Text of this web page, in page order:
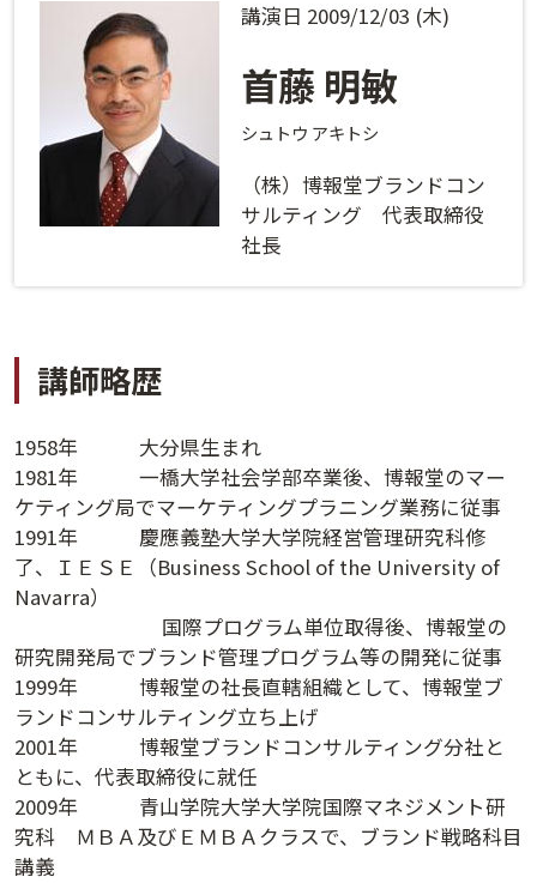
会員番号・パスワードをお忘れの方
ログインヘルプ
ログインする
プライバシーポリシー に同意の上ご利用ください。
法人会員システムご利用の方へ
講演日 2009/12/03 (木)
首藤 明敏
シュトウ アキトシ
（株）博報堂ブランドコン
サルティング 代表取締役
社長
講師略歴
1958年 大分県生まれ
1981年 一橋大学社会学部卒業後、博報堂のマー
ケティング局でマーケティングプラニング業務に従事
1991年 慶應義塾大学大学院経営管理研究科修
了、ＩＥＳＥ（Business School of the University of
Navarra）
国際プログラム単位取得後、博報堂の
研究開発局でブランド管理プログラム等の開発に従事
1999年 博報堂の社長直轄組織として、博報堂ブ
ランドコンサルティング立ち上げ
2001年 博報堂ブランドコンサルティング分社と
ともに、代表取締役に就任
2009年 青山学院大学大学院国際マネジメント研
究科 ＭＢＡ及びＥＭＢＡクラスで、ブランド戦略科目
講義
活用方法
資料請求
ご利用ガイド
お問い合わせ
講演履歴
講演日程ダウンロード